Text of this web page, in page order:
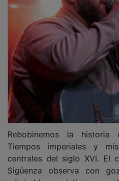
Tiempos imperiales y
centrales del siglo XVI. El
Sigüenza observa con
admirable sacristía mayor,